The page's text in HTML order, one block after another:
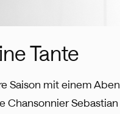
Tante
Saison mit einem
Chansonnier